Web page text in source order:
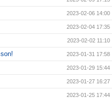
2023-02-06 14:00
2023-02-04 17:35
2023-02-02 11:10
2023-01-31 17:58
2023-01-29 15:44
2023-01-27 16:27
2023-01-25 17:44